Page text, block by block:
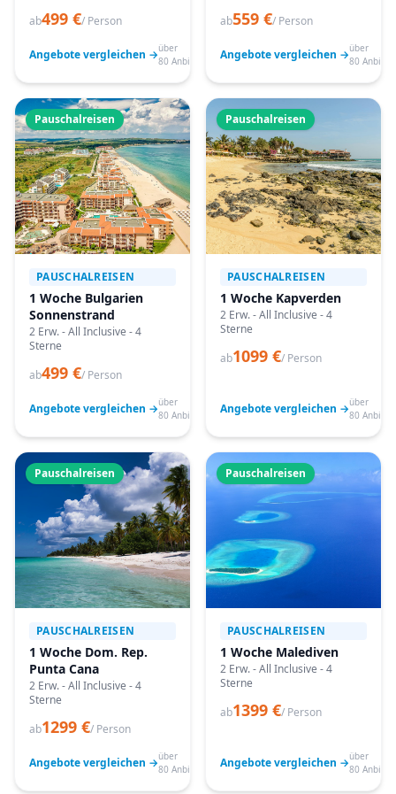
ab499 €/ Person
Angebote vergleichen →über
80 Anbieter
ab559 €/ Person
Angebote vergleichen →über
80
Pauschalreisen
PAUSCHALREISEN
1 Woche Bulgarien
Sonnenstrand
2 Erw. - All Inclusive - 4
Sterne
ab499 €/ Person
Angebote vergleichen →über
80 Anbieter
Pauschalreisen
PAUSCHALREISEN
1 Woche Kapverden
2 Erw. - All Inclusive - 4
Sterne
ab1099 €/ Person
Angebote vergleichen →über
80
Pauschalreisen
PAUSCHALREISEN
1 Woche Dom. Rep.
Punta Cana
2 Erw. - All Inclusive - 4
Sterne
ab1299 €/ Person
Angebote vergleichen →über
80 Anbieter
Pauschalreisen
PAUSCHALREISEN
1 Woche Malediven
2 Erw. - All Inclusive - 4
Sterne
ab1399 €/ Person
Angebote vergleichen →über
80